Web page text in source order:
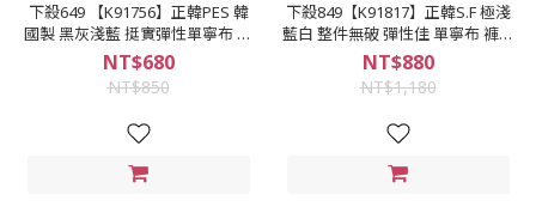
下殺649 【K91756】正韓PES 韓
國製 黑灰淺藍 挺實彈性單寧布 褲
頭有彈性 抽鬚內補丁破壞 牛仔短
褲
NT$680
NT$850
下殺849【K91817】正韓S.F 極淺
藍白 整件無破 彈性佳 單寧布 褲頭
有彈性 極簡 牛仔長褲
NT$880
NT$1,180